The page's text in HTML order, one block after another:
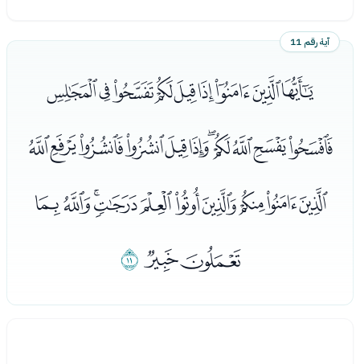
آية رقم 11
ﯷﯸﯹﯺﯻﯼﯽﯾﯿ
ﰀﰁﰂﰃﰄﰅﰆﰇﰈﰉﰊ
ﰋﰌﰍﰎﰏﰐﰑﰒﰓﰔ
ﰕﰖﰗ